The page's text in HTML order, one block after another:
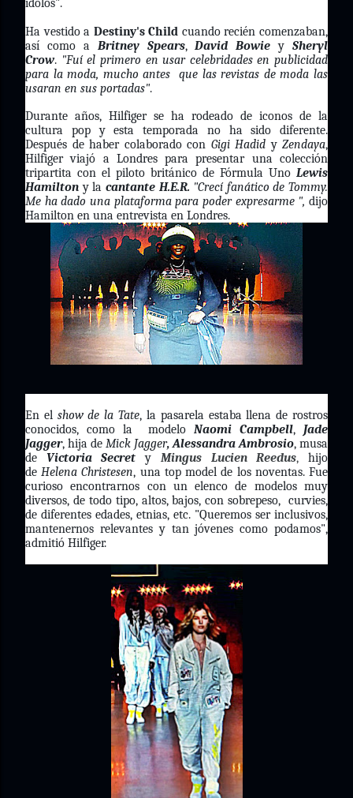
ídolos".
Ha vestido a Destiny's Child cuando recién comenzaban,
así como a Britney Spears,David Bowie y Sheryl
Crow. "Fuí el primero en usar celebridades en publicidad
para la moda, mucho antes que las revistas de moda las
usaran en sus portadas".
Durante años, Hilfiger se ha rodeado de iconos de la
cultura pop y esta temporada no ha sido diferente.
Después de haber colaborado con Gigi Hadid y Zendaya,
Hilfiger viajó a Londres para presentar una colección
tripartita con el piloto británico de Fórmula Uno Lewis
Hamilton y la cantante H.E.R. "Crecí fanático de Tommy.
Me ha dado una plataforma para poder expresarme ", dijo
Hamilton en una entrevista en Londres.
En el show de la Tate, la pasarela estaba llena de rostros
conocidos, como la modelo Naomi Campbell, Jade
Jagger, hija de Mick Jagger, Alessandra Ambrosio, musa
de Victoria Secrety Mingus Lucien Reedus,hijo
deHelena Christesen, una top model de los noventas. Fue
curioso encontrarnos con un elenco de modelos muy
diversos, de todo tipo, altos, bajos, con sobrepeso, curvies,
de diferentes edades, etnias, etc. "Queremos ser inclusivos,
mantenernos relevantes y tan jóvenes como podamos",
admitió Hilfiger.